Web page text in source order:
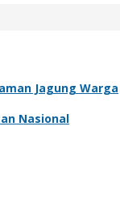
Jagung Warga
Nasional